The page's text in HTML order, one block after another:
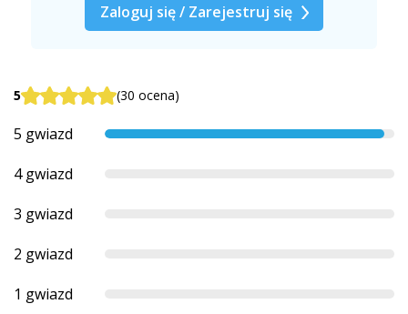
Zaloguj się / Zarejestruj się
5 (30 ocena)
5 gwiazd
4 gwiazd
3 gwiazd
2 gwiazd
1 gwiazd